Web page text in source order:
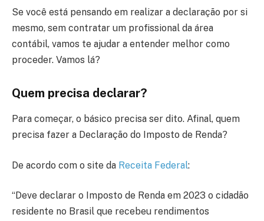
Se você está pensando em realizar a declaração por si
mesmo, sem contratar um profissional da área
contábil, vamos te ajudar a entender melhor como
proceder. Vamos lá?
Quem precisa declarar?
Para começar, o básico precisa ser dito. Afinal, quem
precisa fazer a Declaração do Imposto de Renda?
De acordo com o site da Receita Federal:
“Deve declarar o Imposto de Renda em 2023 o cidadão
residente no Brasil que recebeu rendimentos